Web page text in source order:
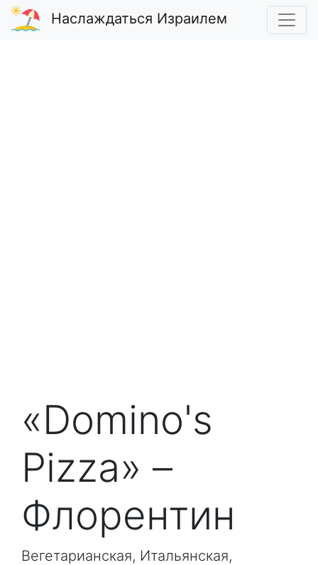
Наслаждаться Израилем
«Domino's
Pizza» –
Флорентин
Вегетарианская, Итальянская,